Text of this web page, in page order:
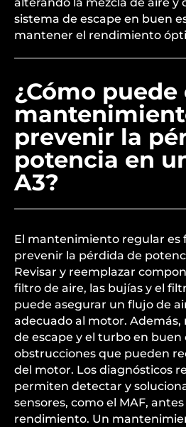
dificulta la expulsión de
puede llevar a una reducción
motor y, por ende, a una
Además, una fuga en el
alterando la mezcla de aire y
sistema de escape en buen
mantener el rendimiento
¿Cómo puede
potencia en
A3?
El mantenimiento regular es
prevenir la pérdida de
Revisar y reemplazar
filtro de aire, las bujías y el
puede asegurar un flujo de
adecuado al motor. Además,
de escape y el turbo en buen